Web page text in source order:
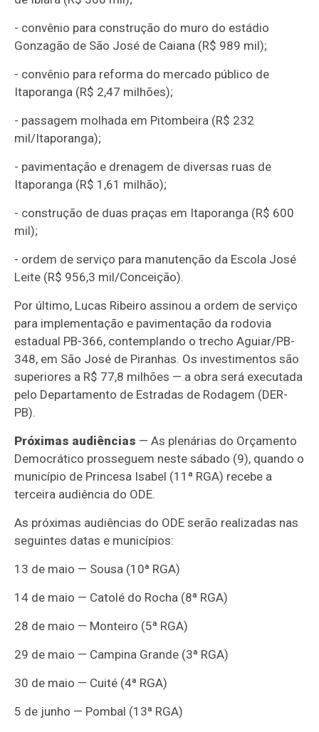
- convênio para construção do muro do estádio
Gonzagão de São José de Caiana (R$ 989 mil);
- convênio para reforma do mercado público de
Itaporanga (R$ 2,47 milhões);
- passagem molhada em Pitombeira (R$ 232
mil/Itaporanga);
- pavimentação e drenagem de diversas ruas de
Itaporanga (R$ 1,61 milhão);
- construção de duas praças em Itaporanga (R$ 600
mil);
- ordem de serviço para manutenção da Escola José
Leite (R$ 956,3 mil/Conceição).
Por último, Lucas Ribeiro assinou a ordem de serviço
para implementação e pavimentação da rodovia
estadual PB-366, contemplando o trecho Aguiar/PB-
348, em São José de Piranhas. Os investimentos são
superiores a R$ 77,8 milhões — a obra será executada
pelo Departamento de Estradas de Rodagem (DER-
PB).
Próximas audiências — As plenárias do Orçamento
Democrático prosseguem neste sábado (9), quando o
município de Princesa Isabel (11ª RGA) recebe a
terceira audiência do ODE.
As próximas audiências do ODE serão realizadas nas
seguintes datas e municípios:
13 de maio — Sousa (10ª RGA)
14 de maio — Catolé do Rocha (8ª RGA)
28 de maio — Monteiro (5ª RGA)
29 de maio — Campina Grande (3ª RGA)
30 de maio — Cuité (4ª RGA)
5 de junho — Pombal (13ª RGA)